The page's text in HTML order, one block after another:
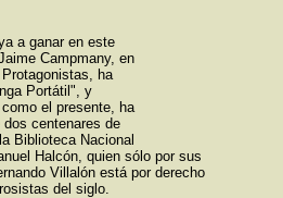
a ganar en este
Campmany, en
ha
Portátil", y
el presente, ha
dos centenares de
Biblioteca Nacional
Halcón, quien sólo por sus
Villalón está por derecho
del siglo.